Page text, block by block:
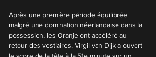
Après une première période équilibrée
malgré une domination néerlandaise dans la
possession, les Oranje ont accéléré au
retour des vestiaires. Virgil van Dijk a ouvert
le score de la tête à la 51e minute sur un